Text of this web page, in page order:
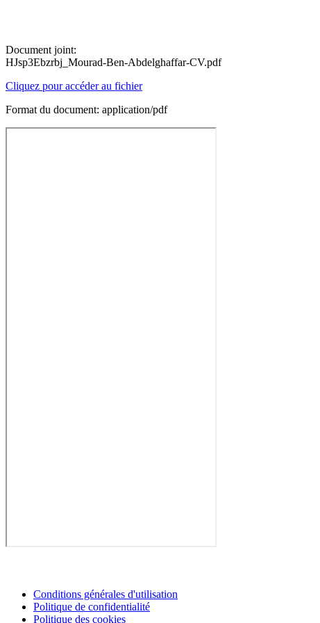
Document joint:
HJsp3Ebzrbj_Mourad-Ben-Abdelghaffar-CV.pdf
Cliquez pour accéder au fichier
Format du document: application/pdf
Conditions générales d'utilisation
Politique de confidentialité
Politique des cookies